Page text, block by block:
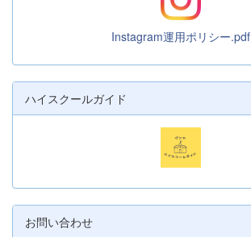
Instagram運用ポリシー.pdf
ハイスクールガイド
お問い合わせ